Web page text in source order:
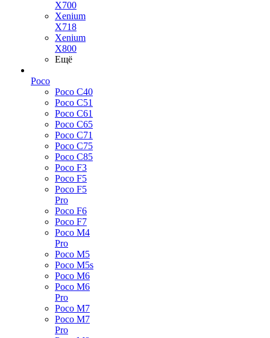
X700
Xenium
X718
Xenium
X800
Ещё
Poco
Poco C40
Poco C51
Poco C61
Poco C65
Poco C71
Poco C75
Poco C85
Poco F3
Poco F5
Poco F5
Pro
Poco F6
Poco F7
Poco M4
Pro
Poco M5
Poco M5s
Poco M6
Poco M6
Pro
Poco M7
Poco M7
Pro